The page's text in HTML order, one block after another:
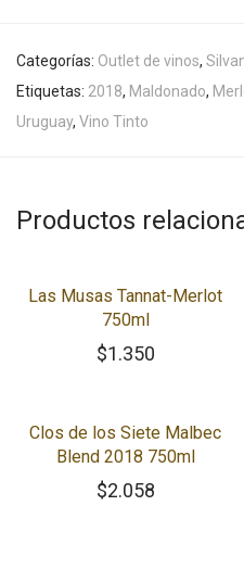
Categorías: Outlet de vinos,
Etiquetas: 2018, Maldonado,
Uruguay, Vino Tinto
Productos
Las Musas Tannat-Merlot
750ml
$1.350
Clos de los Siete Malbec
Blend 2018 750ml
$2.058